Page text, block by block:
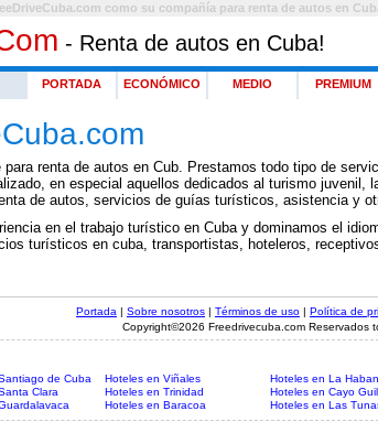
como su compañía para renta de autos en
- Renta de autos en Cuba!
PORTADA ECONÓMICO MEDIO PREMIUM
para renta de autos en Cub. Prestamos todo tipo de
en especial aquellos dedicados al turismo
de autos, servicios de guías turísticos, asistencia y
en el trabajo turístico en Cuba y dominamos el
turísticos en cuba, transportistas, hoteleros,
Portada | Sobre nosotros | Términos de uso | Política de
Copyright©2026 Freedrivecuba.com Reservados
de Cuba Hoteles en Viñales Hoteles en La
Clara Hoteles en Trinidad Hoteles en Cayo
Hoteles en Baracoa Hoteles en Las